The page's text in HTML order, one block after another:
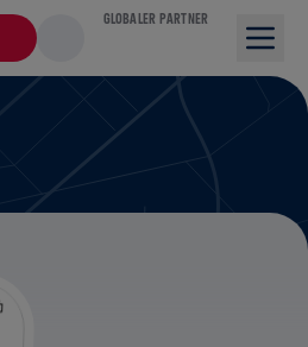
GLOBALER PARTNER